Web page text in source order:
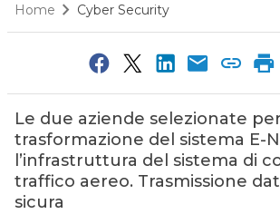
Home Cyber Security
Le due aziende selezionate
trasformazione del sistema E-
l’infrastruttura del sistema di
traffico aereo. Trasmissione
sicura